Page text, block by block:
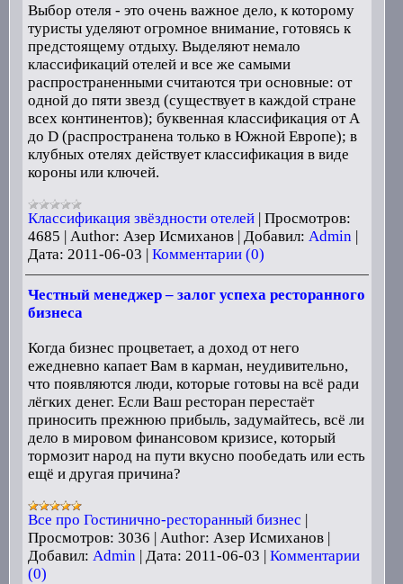
Выбор отеля - это очень важное дело, к которому
туристы уделяют огромное внимание, готовясь к
предстоящему отдыху. Выделяют немало
классификаций отелей и все же самыми
распространенными считаются три основные: от
одной до пяти звезд (существует в каждой стране
всех континентов); буквенная классификация от А
до D (распространена только в Южной Европе); в
клубных отелях действует классификация в виде
короны или ключей.
Классификация звёздности отелей| Просмотров:
4685
Author: Азер Исмиханов| Добавил: Admin
Дата: 2011-06-03 Комментарии (0)
Честный менеджер – залог успеха ресторанного
бизнеса
Когда бизнес процветает, а доход от него
ежедневно капает Вам в карман, неудивительно,
что появляются люди, которые готовы на всё ради
лёгких денег. Если Ваш ресторан перестаёт
приносить прежнюю прибыль, задумайтесь, всё ли
дело в мировом финансовом кризисе, который
тормозит народ на пути вкусно пообедать или есть
ещё и другая причина?
Все про Гостинично-ресторанный бизнес
Просмотров: 3036 Author: Азер Исмиханов|
Добавил: Admin Дата: 2011-06-03
Комментарии
(0)